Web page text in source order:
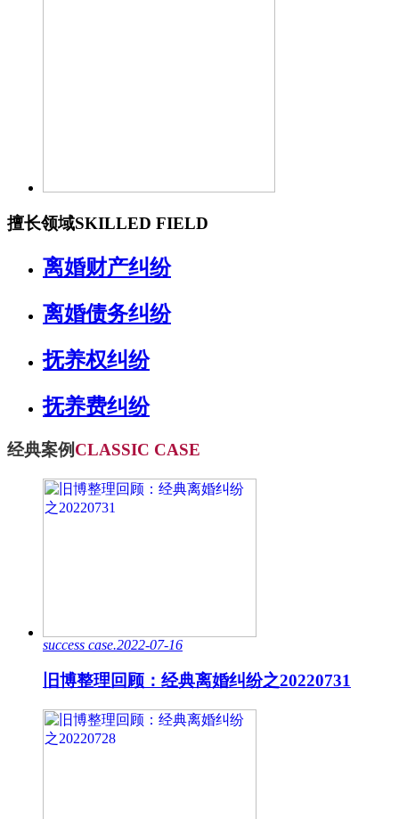
擅长领域SKILLED FIELD
离婚财产纠纷
离婚债务纠纷
抚养权纠纷
抚养费纠纷
经典案例CLASSIC CASE
success case.2022-07-16
旧博整理回顾：经典离婚纠纷之20220731